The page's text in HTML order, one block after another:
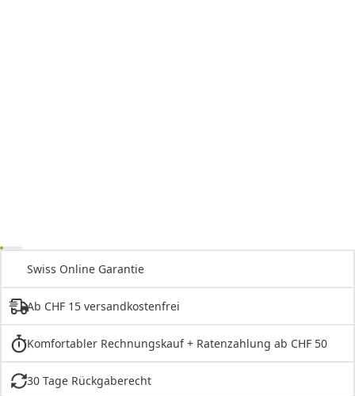
Swiss Online Garantie
Ab CHF 15 versandkostenfrei
Komfortabler Rechnungskauf + Ratenzahlung ab CHF 50
30 Tage Rückgaberecht